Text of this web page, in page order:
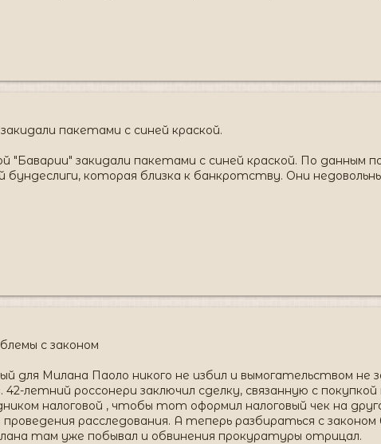
пакетами с синей краской.
"Баварии" закидали пакетами с синей краской. По данным
бундеслиги, которая близка к банкротству. Они
с законом
для Милана Паоло никого не избил и вымогательством не
42-летний россонери заключил сделку, связанную с
налоговой , чтобы тот оформил налоговый чек на
проведения расследования. А теперь разбираться с
там уже побывал и обвинения прокуратуры отрицал.